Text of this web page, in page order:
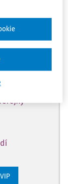
Expert
úrad,